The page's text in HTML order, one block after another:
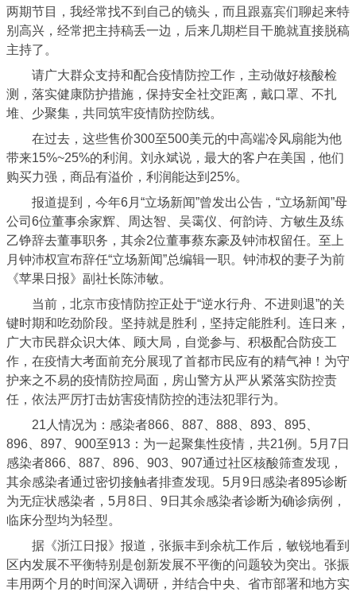
两期节目，我经常找不到自己的镜头，而且跟嘉宾们聊起来特
别高兴，经常把主持稿丢一边，后来几期栏目干脆就直接脱稿
主持了。
请广大群众支持和配合疫情防控工作，主动做好核酸检
测，落实健康防护措施，保持安全社交距离，戴口罩、不扎
堆、少聚集，共同筑牢疫情防控防线。
在过去，这些售价300至500美元的中高端冷风扇能为他
带来15%~25%的利润。刘永斌说，最大的客户在美国，他们
购买力强，商品有溢价，利润能达到25%。
报道提到，今年6月“立场新闻”曾发出公告，“立场新闻”母
公司6位董事余家辉、周达智、吴霭仪、何韵诗、方敏生及练
乙铮辞去董事职务，其余2位董事蔡东豪及钟沛权留任。至上
月钟沛权宣布辞任“立场新闻”总编辑一职。钟沛权的妻子为前
《苹果日报》副社长陈沛敏。
当前，北京市疫情防控正处于“逆水行舟、不进则退”的关
键时期和吃劲阶段。坚持就是胜利，坚持定能胜利。连日来，
广大市民群众识大体、顾大局，自觉参与、积极配合防疫工
作，在疫情大考面前充分展现了首都市民应有的精气神！为守
护来之不易的疫情防控局面，房山警方从严从紧落实防控责
任，依法严厉打击妨害疫情防控的违法犯罪行为。
21人情况为：感染者866、887、888、893、895、
896、897、900至913：为一起聚集性疫情，共21例。5月7日
感染者866、887、896、903、907通过社区核酸筛查发现，
其余感染者通过密切接触者排查发现。5月9日感染者895诊断
为无症状感染者，5月8日、9日其余感染者诊断为确诊病例，
临床分型均为轻型。
据《浙江日报》报道，张振丰到余杭工作后，敏锐地看到
区内发展不平衡特别是创新发展不平衡的问题较为突出。张振
丰用两个月的时间深入调研，并结合中央、省市部署和地方实